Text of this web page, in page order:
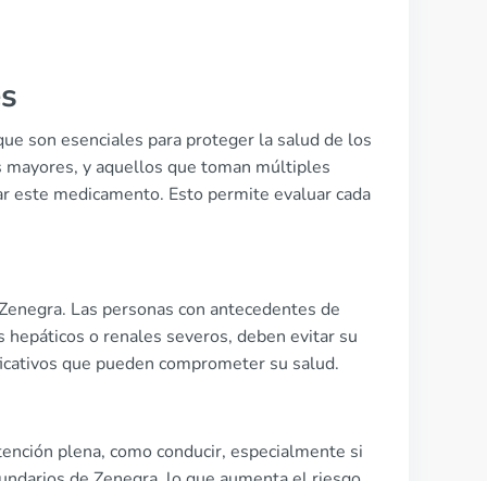
son esenciales para proteger la salud de los
mayores, y aquellos que toman múltiples
este medicamento. Esto permite evaluar cada
Las personas con antecedentes de
o renales severos, deben evitar su
que pueden comprometer su salud.
plena, como conducir, especialmente si